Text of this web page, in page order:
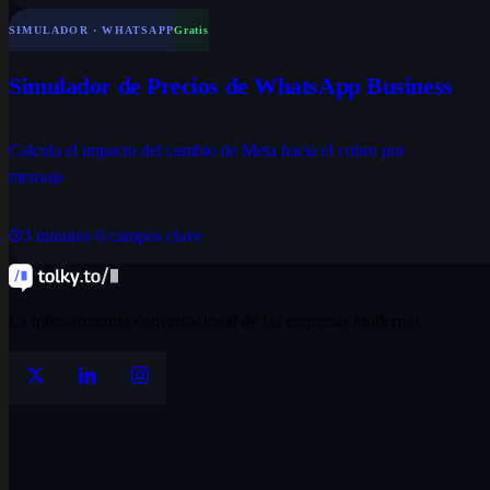
SIMULADOR · WHATSAPPGratis
Simulador de Precios de WhatsApp Business
Calcula el impacto del cambio de Meta hacia el cobro por
mensaje
3 minutos·6 campos clave